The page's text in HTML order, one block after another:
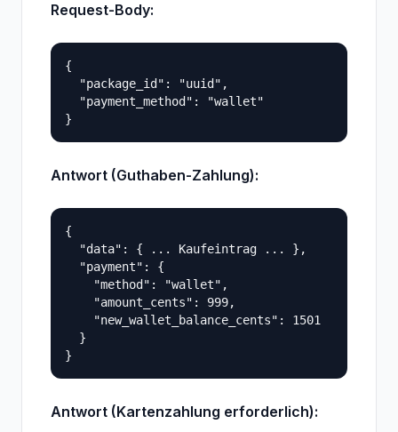
Request-Body:
{
  "package_id": "uuid",
  "payment_method": "wallet"
Antwort (Guthaben-Zahlung):
{
  "data": { ... Kaufeintrag ... },
  "payment": {
    "method": "wallet",
    "amount_cents": 999,
    "new_wallet_balance_cents": 1501
  }
Antwort (Kartenzahlung erforderlich):